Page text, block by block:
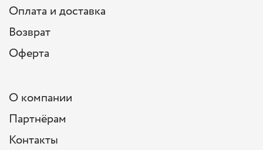
Оплата и доставка
Возврат
Оферта
О компании
Партнёрам
Контакты